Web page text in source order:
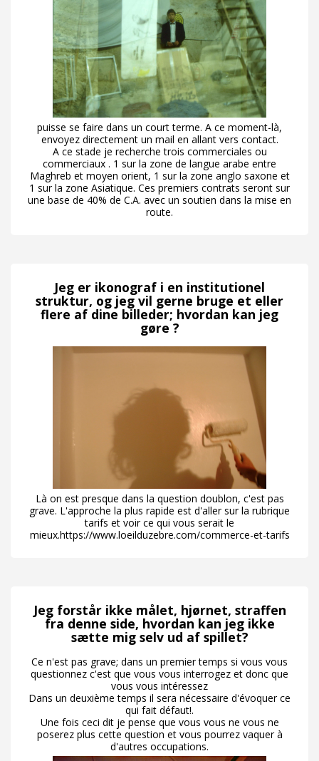
puisse se faire dans un court terme. A ce moment-là,
envoyez directement un mail en allant vers contact.
A ce stade je recherche trois commerciales ou
commerciaux . 1 sur la zone de langue arabe entre
Maghreb et moyen orient, 1 sur la zone anglo saxone et
1 sur la zone Asiatique. Ces premiers contrats seront sur
une base de 40% de C.A. avec un soutien dans la mise en
route.
Jeg er ikonograf i en institutionel
struktur, og jeg vil gerne bruge et eller
flere af dine billeder; hvordan kan jeg
gøre ?
Là on est presque dans la question doublon, c'est pas
grave. L'approche la plus rapide est d'aller sur la rubrique
tarifs et voir ce qui vous serait le
mieux.https://www.loeilduzebre.com/commerce-et-tarifs
Jeg forstår ikke målet, hjørnet, straffen
fra denne side, hvordan kan jeg ikke
sætte mig selv ud af spillet?
Ce n'est pas grave; dans un premier temps si vous vous
questionnez c'est que vous vous interrogez et donc que
vous vous intéressez
Dans un deuxième temps il sera nécessaire d'évoquer ce
qui fait défaut!.
Une fois ceci dit je pense que vous vous ne vous ne
poserez plus cette question et vous pourrez vaquer à
d'autres occupations.